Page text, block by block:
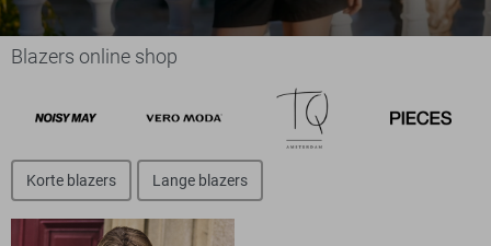
Blazers online shop
Korte blazers Lange blazers